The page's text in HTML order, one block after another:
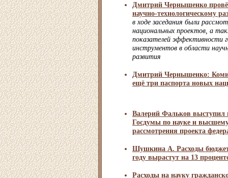
Дмитрий Чернышенко
научно-технологическому
в ходе заседания были
национальных проектов, а
показателей эффективности
инструментов в области
развития
Дмитрий Чернышенко:
ещё три паспорта новых
Валерий Фальков выступил
Госдумы по науке и
рассмотрения проекта
Шушкина А. Расходы
году вырастут на 13
Расходы на науку